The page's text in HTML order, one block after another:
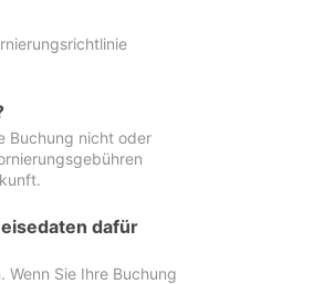
Buchung nicht oder
dafür
Sie Ihre Buchung